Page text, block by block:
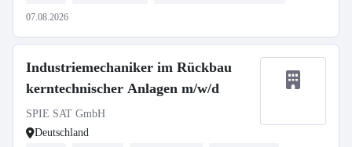
07.08.2026
Industriemechaniker im Rückbau
kerntechnischer Anlagen m/w/d
SPIE SAT GmbH
Deutschland